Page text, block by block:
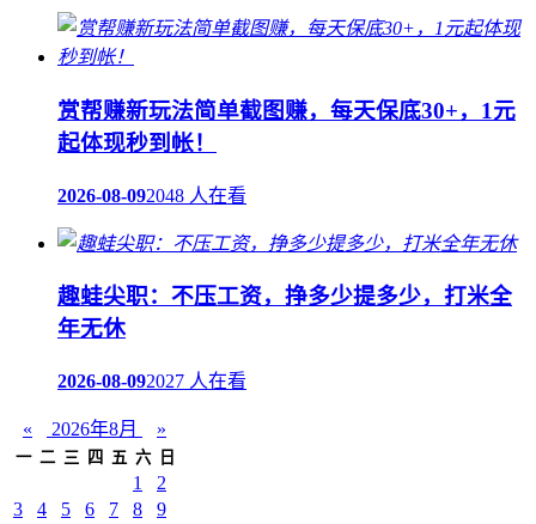
赏帮赚新玩法简单截图赚，每天保底30+，1元
起体现秒到帐！
2026-08-092048 人在看
趣蛙尖职：不压工资，挣多少提多少，打米全
年无休
2026-08-092027 人在看
« 2026年8月 »
一 二 三 四 五 六 日
1
2
3
4 5 6 7 8
9